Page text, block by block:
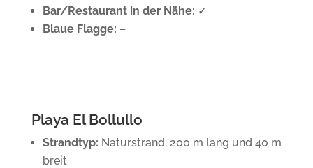
Bar/Restaurant in der Nähe: ✓
Blaue Flagge: –
Playa El Bollullo
Strandtyp: Naturstrand, 200 m lang und 40 m
breit